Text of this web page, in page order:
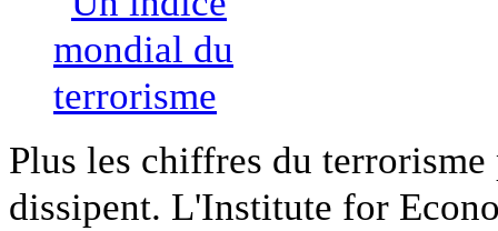
Plus les chiffres du
dissipent. L'Institute for